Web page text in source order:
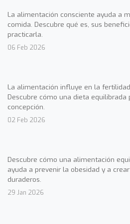
La alimentación consciente ayuda a
comida. Descubre qué es, sus
practicarla.
06 Feb 2026
La alimentación influye en la
Descubre cómo una dieta equilibrada
concepción.
02 Feb 2026
Descubre cómo una alimentación
ayuda a prevenir la obesidad y a
duraderos.
29 Jan 2026